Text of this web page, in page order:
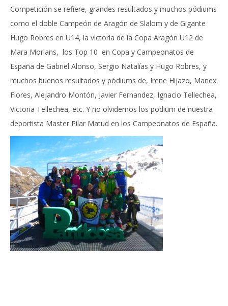
Competición se refiere, grandes resultados y muchos pódiums
como el doble Campeón de Aragón de Slalom y de Gigante
Hugo Robres en U14, la victoria de la Copa Aragón U12 de
Mara Morlans, los Top 10 en Copa y Campeonatos de
España de Gabriel Alonso, Sergio Natalías y Hugo Robres, y
muchos buenos resultados y pódiums de, Irene Hijazo, Manex
Flores, Alejandro Montón, Javier Fernandez, Ignacio Tellechea,
Victoria Tellechea, etc. Y no olvidemos los podium de nuestra
deportista Master Pilar Matud en los Campeonatos de España.